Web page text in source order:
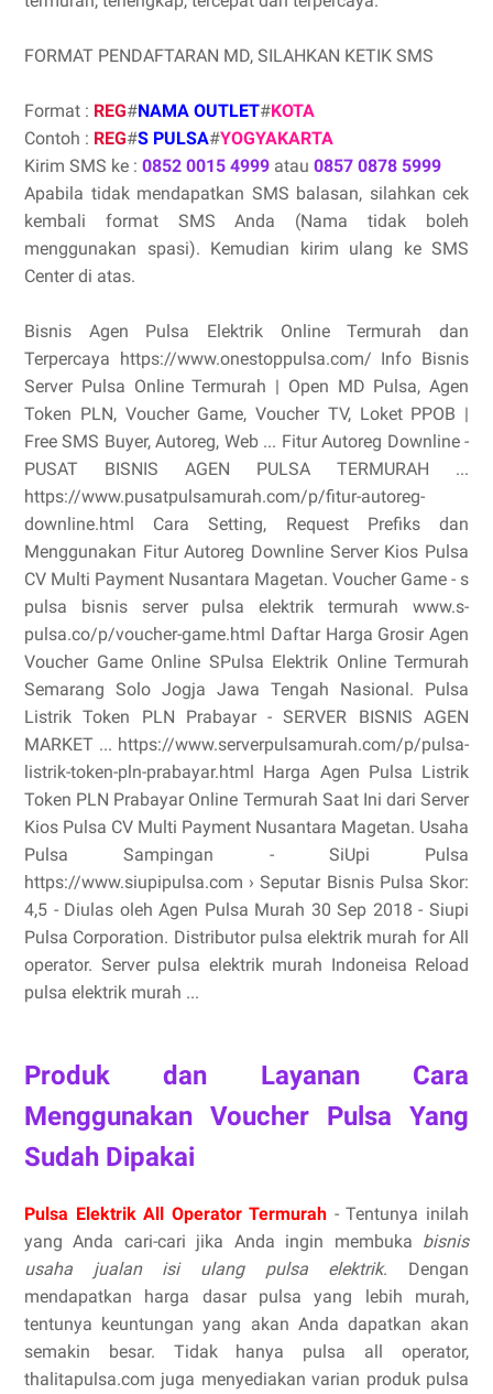
FORMAT PENDAFTARAN MD, SILAHKAN KETIK SMS
Format : REG#NAMA OUTLET#KOTA
Contoh : REG#S PULSA#YOGYAKARTA
Kirim SMS ke : 0852 0015 4999 atau 0857 0878 5999
Apabila tidak mendapatkan SMS balasan, silahkan cek
kembali format SMS Anda (Nama tidak boleh
menggunakan spasi). Kemudian kirim ulang ke SMS
Center di atas.
Bisnis Agen Pulsa Elektrik Online Termurah dan
Terpercaya https://www.onestoppulsa.com/ Info Bisnis
Server Pulsa Online Termurah | Open MD Pulsa, Agen
Token PLN, Voucher Game, Voucher TV, Loket PPOB |
Free SMS Buyer, Autoreg, Web ... Fitur Autoreg Downline -
PUSAT BISNIS AGEN PULSA TERMURAH ...
https://www.pusatpulsamurah.com/p/fitur-autoreg-
downline.html Cara Setting, Request Prefiks dan
Menggunakan Fitur Autoreg Downline Server Kios Pulsa
CV Multi Payment Nusantara Magetan. Voucher Game - s
pulsa bisnis server pulsa elektrik termurah www.s-
pulsa.co/p/voucher-game.html Daftar Harga Grosir Agen
Voucher Game Online SPulsa Elektrik Online Termurah
Semarang Solo Jogja Jawa Tengah Nasional. Pulsa
Listrik Token PLN Prabayar - SERVER BISNIS AGEN
MARKET ... https://www.serverpulsamurah.com/p/pulsa-
listrik-token-pln-prabayar.html Harga Agen Pulsa Listrik
Token PLN Prabayar Online Termurah Saat Ini dari Server
Kios Pulsa CV Multi Payment Nusantara Magetan. Usaha
Pulsa Sampingan - SiUpi Pulsa
https://www.siupipulsa.com › Seputar Bisnis Pulsa Skor:
4,5 - ‎Diulas oleh Agen Pulsa Murah 30 Sep 2018 - Siupi
Pulsa Corporation. Distributor pulsa elektrik murah for All
operator. Server pulsa elektrik murah Indoneisa Reload
pulsa elektrik murah ...
Produk dan Layanan Cara
Menggunakan Voucher Pulsa Yang
Sudah Dipakai
Pulsa Elektrik All Operator Termurah - Tentunya inilah
yang Anda cari-cari jika Anda ingin membuka bisnis
usaha jualan isi ulang pulsa elektrik. Dengan
mendapatkan harga dasar pulsa yang lebih murah,
tentunya keuntungan yang akan Anda dapatkan akan
semakin besar. Tidak hanya pulsa all operator,
thalitapulsa.com juga menyediakan varian produk pulsa